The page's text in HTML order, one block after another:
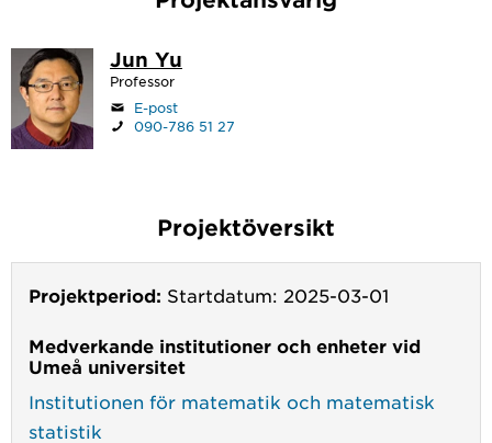
Jun Yu
Professor
E-post
090-786 51 27
Projektöversikt
Projektperiod: Startdatum: 2025-03-01
Medverkande institutioner och enheter vid
Umeå universitet
Institutionen för matematik och matematisk
statistik